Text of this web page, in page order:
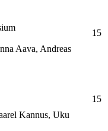
Aava, Andreas
15
Kannus, Uku
15